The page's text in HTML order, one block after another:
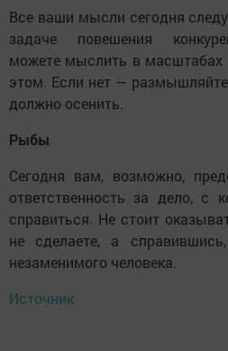
Все ваши мысли сегодня
задаче повешения
можете мыслить в
этом. Если нет —
должно осенить.
Рыбы
Сегодня вам, возможно,
ответственность за дело, с
справиться. Не стоит
не сделаете, а
незаменимого человека.
Источник